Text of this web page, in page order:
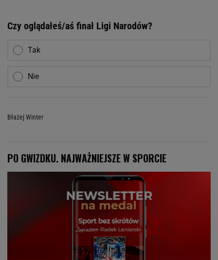
Czy oglądałeś/aś finał Ligi Narodów?
Tak
Nie
Błażej Winter